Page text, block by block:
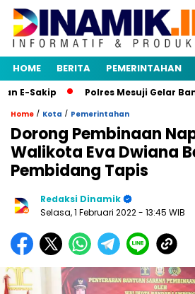
HOME BERITA PEMERINTAHAN
Sakip Polres Mesuji Gelar
Home / Kota / Pemerintahan
Dorong Pembinaan
Walikota Eva Dwiana
Pembidang Tapis
Redaksi Dinamik
Selasa, 1 Februari 2022- 13:45 WIB